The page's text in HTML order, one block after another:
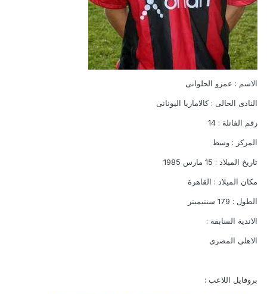
الاسم : عمرو الحلوانى
النادى الحالى : كالاماريا اليونانى
رقم الفانلة : 14
المركز : وسط
تاريخ الميلاد : 15 مارس 1985
مكان الميلاد : القاهرة
الطول : 179 سنتيميتر
الاندية السابقة :
الاهلى المصرى
بروفايل اللاعب :